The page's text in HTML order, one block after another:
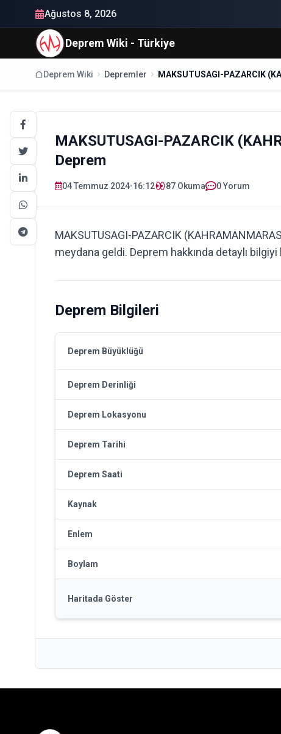
Ağustos 8, 2026
Deprem Wiki - Türkiye
Deprem Wiki Depremler
MAKSUTUSAGI-PAZARCIK
Deprem
04 Temmuz 2024•16:12 87 Okuma 0 Yorum
MAKSUTUSAGI-PAZARCIK
meydana geldi. Deprem hakkında detaylı
Deprem Bilgileri
Deprem Büyüklüğü
Deprem Derinliği
Deprem Lokasyonu
Deprem Tarihi
Deprem Saati
Kaynak
Enlem
Boylam
Haritada Göster